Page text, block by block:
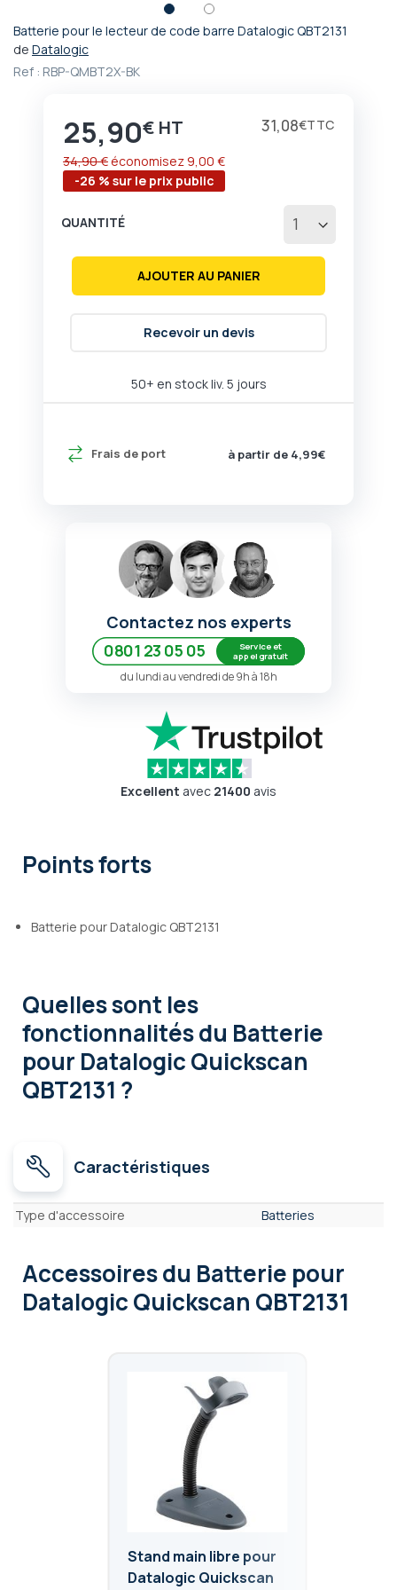
Batterie pour le lecteur de code barre Datalogic QBT2131
de Datalogic
Ref : RBP-QMBT2X-BK
Prix
25,90€ 31,08€
-26 % sur le prix public
34,90 € économisez 9,00 €
50+ en stock liv. 5 jours
Frais de port à partir de 4,99€
QUANTITÉ
AJOUTER AU PANIER
Recevoir un devis
Passer
au
début
d’images
Contactez nos experts
0801 23 05 05
Service et
appel gratuit
du lundi au vendredi de 9h à 18h
Excellent avec 21400 avis
Points forts
Batterie pour Datalogic QBT2131
Quelles sont les
fonctionnalitésdu Batterie
pour Datalogic Quickscan
QBT2131 ?
Caractéristiques
Caractéristiques
Type d'accessoire Batteries
Accessoiresdu Batterie pour
Datalogic Quickscan QBT2131
Stand main libre pour
Datalogic Quickscan